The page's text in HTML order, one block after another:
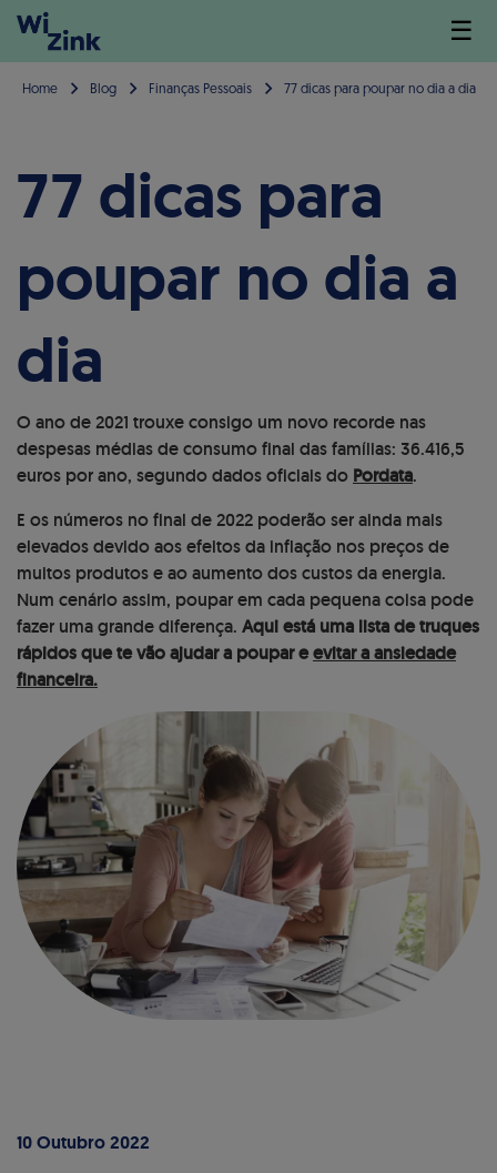
☰
Home Blog Finanças Pessoais 77 dicas para poupar no dia a dia
77 dicas para
poupar no dia a
dia
O ano de 2021 trouxe consigo um novo recorde nas
despesas médias de consumo final das famílias: 36.416,5
euros por ano, segundo dados oficiais do Pordata.
E os números no final de 2022 poderão ser ainda mais
elevados devido aos efeitos da inflação nos preços de
muitos produtos e ao aumento dos custos da energia.
Num cenário assim, poupar em cada pequena coisa pode
fazer uma grande diferença. Aqui está uma lista de truques
rápidos que te vão ajudar a poupar eevitar a ansiedade
financeira.
10 Outubro 2022